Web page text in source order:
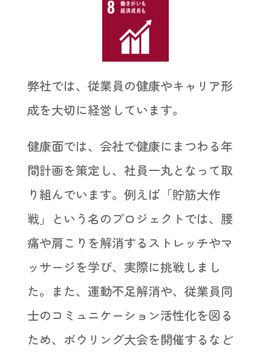
弊社では、従業員の健康やキャリア形
成を大切に経営しています。
健康面では、会社で健康にまつわる年
間計画を策定し、社員一丸となって取
り組んでいます。例えば「貯筋大作
戦」という名のプロジェクトでは、腰
痛や肩こりを解消するストレッチやマ
ッサージを学び、実際に挑戦しまし
た。また、運動不足解消や、従業員同
士のコミュニケーション活性化を図る
ため、ボウリング大会を開催するなど